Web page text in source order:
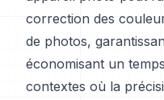
correction des
de photos,
économisant un
contextes où la